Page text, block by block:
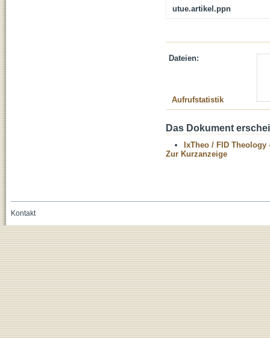
utue.artikel.ppn
Dateien:
Aufrufstatistik
Das Dokument
IxTheo / FID Theology
Zur Kurzanzeige
Kontakt